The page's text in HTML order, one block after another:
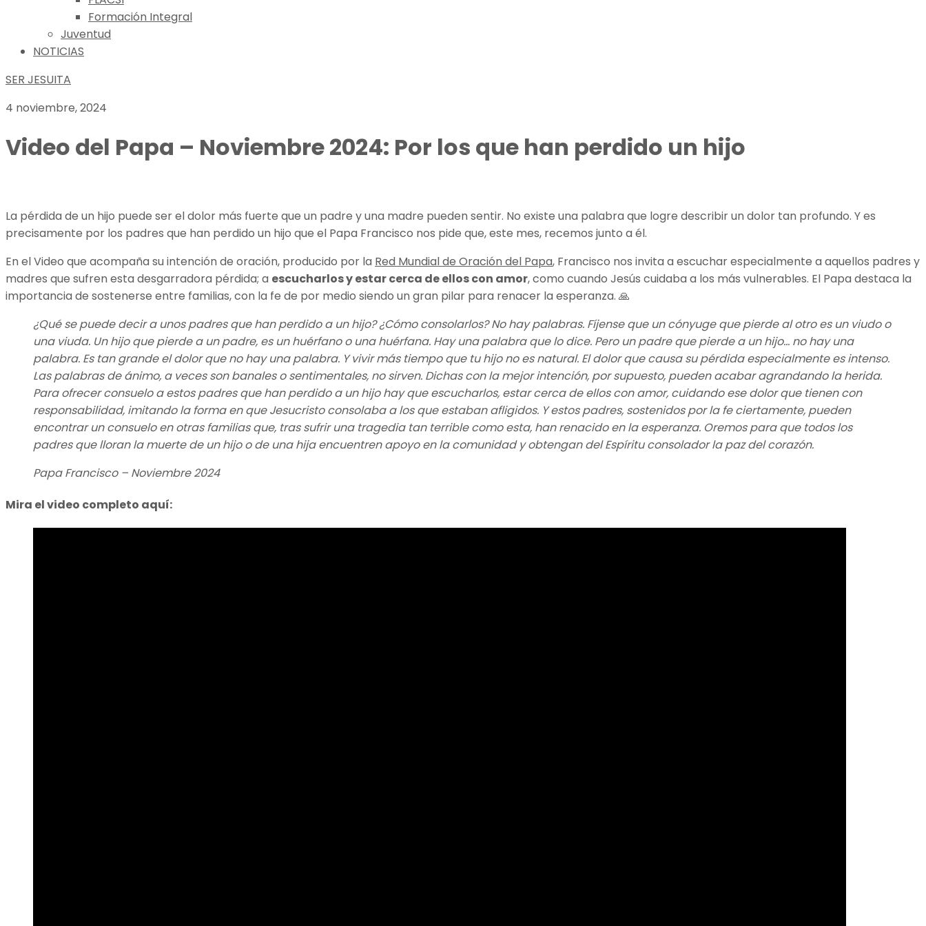
Formación Integral
Juventud
NOTICIAS
SER JESUITA
4 noviembre, 2024
Video del Papa – Noviembre 2024: Por los que han perdido un hijo
La pérdida de un hijo puede ser el dolor más fuerte que un padre y una madre pueden sentir. No existe una palabra que logre describir un dolor tan profundo. Y es
precisamente por los padres que han perdido un hijo que el Papa Francisco nos pide que, este mes, recemos junto a él.
En el Video que acompaña su intención de oración, producido por la Red Mundial de Oración del Papa, Francisco nos invita a escuchar especialmente a aquellos padres y
madres que sufren esta desgarradora pérdida; a escucharlos y estar cerca de ellos con amor, como cuando Jesús cuidaba a los más vulnerables. El Papa destaca la
importancia de sostenerse entre familias, con la fe de por medio siendo un gran pilar para renacer la esperanza. 🙏
¿Qué se puede decir a unos padres que han perdido a un hijo? ¿Cómo consolarlos? No hay palabras. Fíjense que un cónyuge que pierde al otro es un viudo o
una viuda. Un hijo que pierde a un padre, es un huérfano o una huérfana. Hay una palabra que lo dice. Pero un padre que pierde a un hijo… no hay una
palabra. Es tan grande el dolor que no hay una palabra. Y vivir más tiempo que tu hijo no es natural. El dolor que causa su pérdida especialmente es intenso.
Las palabras de ánimo, a veces son banales o sentimentales, no sirven. Dichas con la mejor intención, por supuesto, pueden acabar agrandando la herida.
Para ofrecer consuelo a estos padres que han perdido a un hijo hay que escucharlos, estar cerca de ellos con amor, cuidando ese dolor que tienen con
responsabilidad, imitando la forma en que Jesucristo consolaba a los que estaban afligidos. Y estos padres, sostenidos por la fe ciertamente, pueden
encontrar un consuelo en otras familias que, tras sufrir una tragedia tan terrible como esta, han renacido en la esperanza. Oremos para que todos los
padres que lloran la muerte de un hijo o de una hija encuentren apoyo en la comunidad y obtengan del Espíritu consolador la paz del corazón.
Papa Francisco – Noviembre 2024
Mira el video completo aquí: